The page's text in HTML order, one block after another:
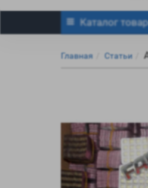
Каталог
Главная Статьи